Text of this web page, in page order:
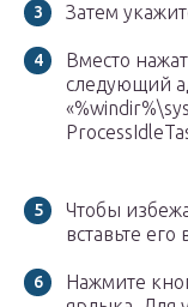
Затем
Вместо
следующий
Чтобы
вставьте его
Нажмите